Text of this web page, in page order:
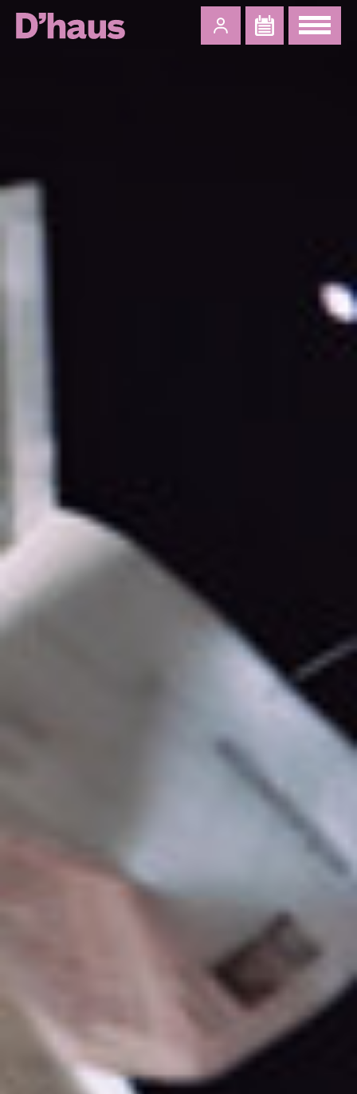
Zum Hauptinhalt springen Zum Footer springen